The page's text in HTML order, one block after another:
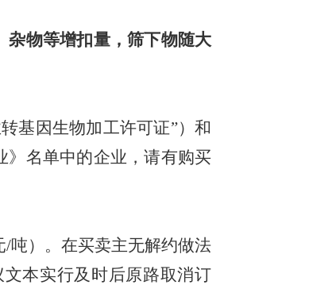
杂物等增扣量，筛下物随大
基因生物加工许可证”）和
》名单中的企业，请有购买
吨）。在买卖主无解约做法
本实行及时后原路取消订